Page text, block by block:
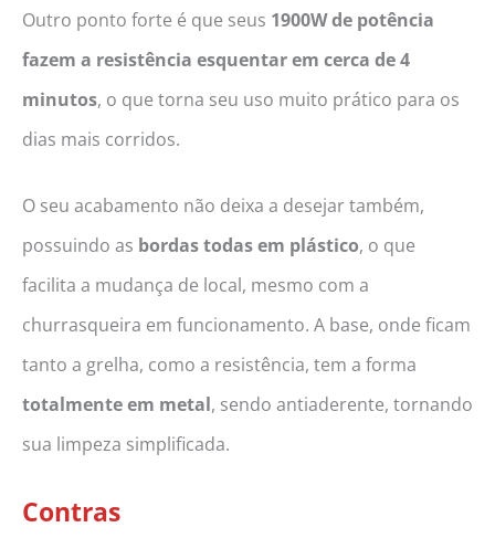
Outro ponto forte é que seus 1900W de potência
fazem a resistência esquentarem cerca de 4
minutos, o que torna seu uso muito prático para os
dias mais corridos.
O seu acabamento não deixa a desejar também,
possuindo as bordas todas em plástico, o que
facilita a mudança de local, mesmo com a
churrasqueira em funcionamento. A base, onde ficam
tanto a grelha, como a resistência, tem a forma
totalmente em metal, sendo antiaderente, tornando
sua limpeza simplificada.
Contras